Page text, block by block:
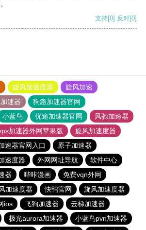
支持[0] 反对[0]
旋风加速度器
旋风加速
速器
狗急加速器官网
小蓝鸟 优途加速器官网
风驰加速器
加速器外网苹果版
旋风加速度器
速器官网入口
原子加速器
速度器 外网网址导航
软件中心
器 哔咔漫画
免费vqn外网
加速度器 快鸭官网
旋风加速度器
ios
飞狗加速器
云梯加速器
极光aurora加速器
小蓝鸟pvn加速器